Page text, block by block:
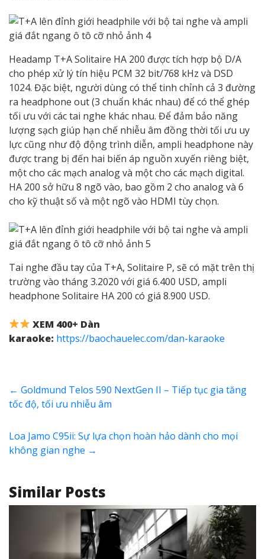
Headamp T+A Solitaire HA 200 được tích hợp bộ D/A
cho phép xử lý tín hiệu PCM 32 bit/768 kHz và DSD
1024. Đặc biệt, người dùng có thể tinh chỉnh cả 3 đường
ra headphone out (3 chuẩn khác nhau) để có thể ghép
tối ưu với các tai nghe khác nhau. Để đảm bảo năng
lượng sạch giúp hạn chế nhiễu âm đồng thời tối ưu uy
lực cũng như độ động trình diễn, ampli headphone này
được trang bị đến hai biến áp nguồn xuyến riêng biệt,
một cho các mạch analog và một cho các mạch digital.
HA 200 sở hữu 8 ngõ vào, bao gồm 2 cho analog và 6
cho kỹ thuật số và một ngõ vào HDMI tùy chọn.
Tai nghe đầu tay của T+A, Solitaire P, sẽ có mặt trên thị
trường vào tháng 3.2020 với giá 6.400 USD, ampli
headphone Solitaire HA 200 có giá 8.900 USD.
XEM 400+ Dàn
karaoke: https://baochauelec.com/dan-karaoke
← Goldmund Telos 590 NextGen II – Tiếp tục gia tăng
tốc độ, tối ưu nhiễu âm
Loa Jamo C95ii: Sự lựa chọn hoàn hảo dành cho mọi
không gian nghe →
Similar Posts